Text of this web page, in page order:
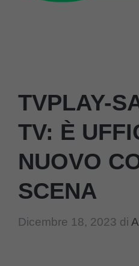
TVPLAY-
TV: È
NUOVO
SCENA
Dicembre 18, 2023 di